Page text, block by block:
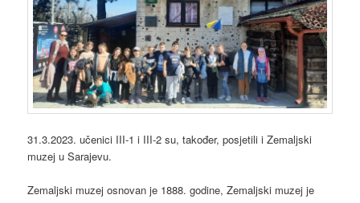
31.3.2023. učenici III-1 i III-2 su, također, posjetili i Zemaljski
muzej u Sarajevu.
Zemaljski muzej osnovan je 1888. godine, Zemaljski muzej je